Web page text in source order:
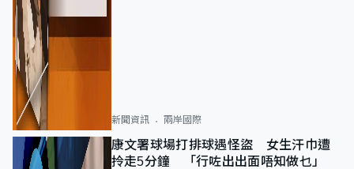
新聞資訊 兩岸國際
康文署球場打排球遇怪盜 女生汗巾遭
拎走5分鐘 「行咗出出面唔知做乜」